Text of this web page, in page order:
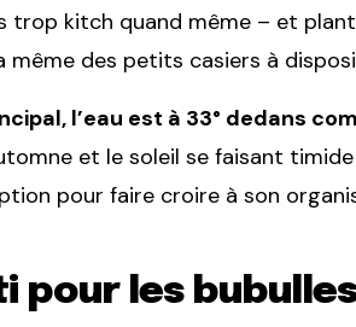
trop kitch quand même – et
même des petits casiers à
l’eau est à 33° dedans
et le soleil se faisant
pour faire croire à son
pour les